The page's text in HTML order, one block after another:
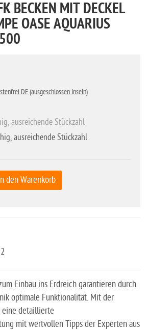
BECKEN MIT DECKEL
OASE AQUARIUS
DE (ausgeschlossen Inseln)
ausreichende Stückzahl
den Warenkorb
Einbau ins Erdreich garantieren durch
optimale Funktionalität. Mit der
eine detaillierte
mit wertvollen Tipps der Experten aus